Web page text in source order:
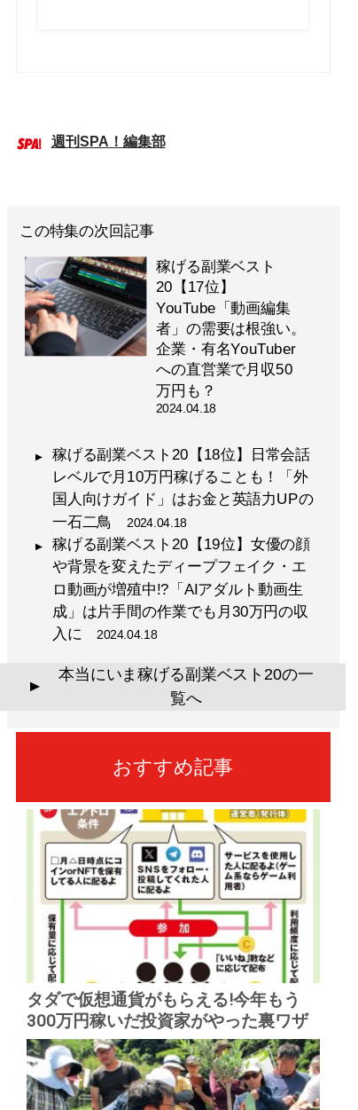
週刊SPA！編集部
この特集の次回記事
稼げる副業ベスト
20【17位】
YouTube「動画編集
者」の需要は根強い。
企業・有名YouTuber
への直営業で月収50
万円も？
2024.04.18
稼げる副業ベスト20【18位】日常会話
レベルで月10万円稼げることも！「外
国人向けガイド」はお金と英語力UPの
一石二鳥
2024.04.18
稼げる副業ベスト20【19位】女優の顔
や背景を変えたディープフェイク・エ
ロ動画が増殖中!?「AIアダルト動画生
成」は片手間の作業でも月30万円の収
入に
2024.04.18
▲
本当にいま稼げる副業ベスト20の一
覧へ
おすすめ記事
タダで仮想通貨がもらえる!今年もう
300万円稼いだ投資家がやった裏ワザ